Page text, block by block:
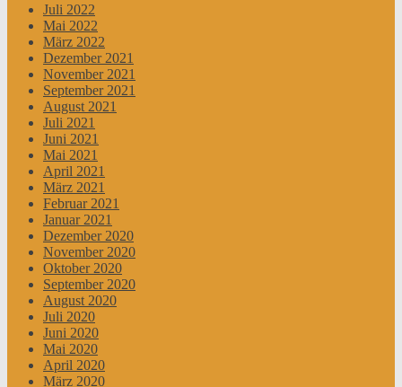
Juli 2022
Mai 2022
März 2022
Dezember 2021
November 2021
September 2021
August 2021
Juli 2021
Juni 2021
Mai 2021
April 2021
März 2021
Februar 2021
Januar 2021
Dezember 2020
November 2020
Oktober 2020
September 2020
August 2020
Juli 2020
Juni 2020
Mai 2020
April 2020
März 2020